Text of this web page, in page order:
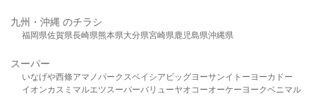
九州・沖縄 のチラシ
福岡県佐賀県長崎県熊本県大分県宮崎県鹿児島県沖縄県
スーパー
いなげや西條アマノパークスベイシア ビッグヨーサンイトーヨーカドー
イオンカスミ マルエツスーパーバリューヤオコーオーケー ヨークベニマル